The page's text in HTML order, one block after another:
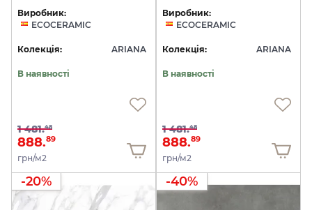
Виробник:
ECOCERAMIC
Колекція: ARIANA
В наявності
1 481.48
888.89
грн/м2
Виробник:
ECOCERAMIC
Колекція: ARIANA
В наявності
1 481.48
888.89
грн/м2
-20% -40%